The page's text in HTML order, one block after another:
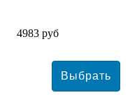
4983 руб